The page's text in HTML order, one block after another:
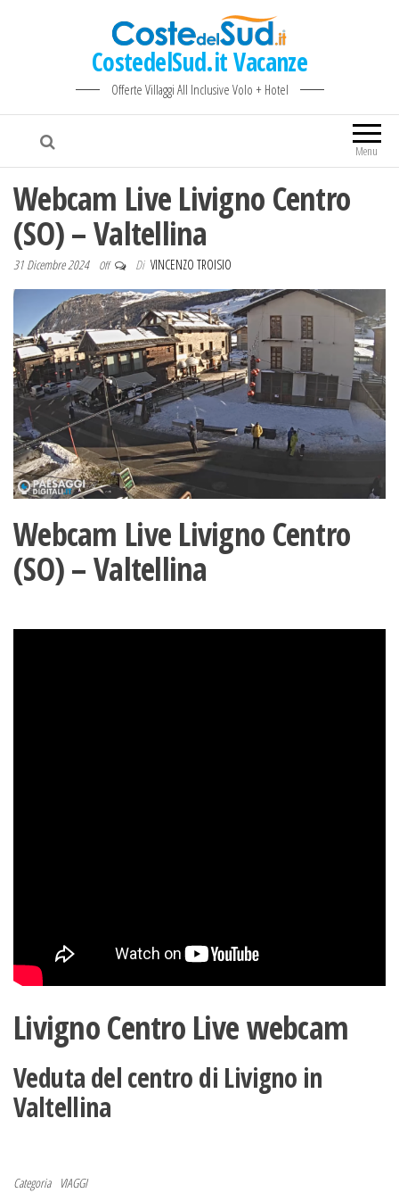
CostedelSud.it Vacanze
Offerte Villaggi All Inclusive Volo + Hotel
Menu
Webcam Live Livigno Centro
(SO) – Valtellina
31 Dicembre 2024 Off Di VINCENZO TROISIO
Webcam Live Livigno Centro
(SO) – Valtellina
Livigno Centro Live webcam
Veduta del centro di Livigno in
Valtellina
Categoria VIAGGI